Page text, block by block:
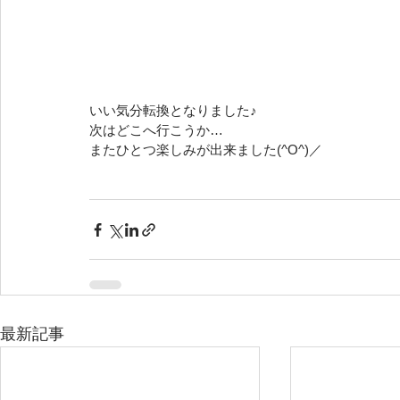
いい気分転換となりました♪
次はどこへ行こうか…
またひとつ楽しみが出来ました(^O^)／
最新記事